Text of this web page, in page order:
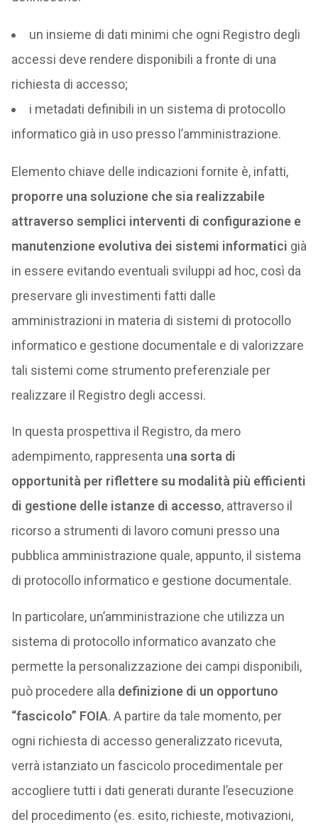
un insieme di dati minimi che ogni Registro degli
accessi deve rendere disponibili a fronte di una
richiesta di accesso;
i metadati definibili in un sistema di protocollo
informatico già in uso presso l’amministrazione.
Elemento chiave delle indicazioni fornite è, infatti,
proporre una soluzione che sia realizzabile
attraverso semplici interventi di configurazione e
manutenzione evolutiva dei sistemi informatici già
in essere evitando eventuali sviluppi ad hoc, così da
preservare gli investimenti fatti dalle
amministrazioni in materia di sistemi di protocollo
informatico e gestione documentale e di valorizzare
tali sistemi come strumento preferenziale per
realizzare il Registro degli accessi.
In questa prospettiva il Registro, da mero
adempimento, rappresenta una sorta di
opportunità per riflettere su modalità più efficienti
di gestione delle istanze di accesso, attraverso il
ricorso a strumenti di lavoro comuni presso una
pubblica amministrazione quale, appunto, il sistema
di protocollo informatico e gestione documentale.
In particolare, un’amministrazione che utilizza un
sistema di protocollo informatico avanzato che
permette la personalizzazione dei campi disponibili,
può procedere alla definizione di un opportuno
“fascicolo” FOIA. A partire da tale momento, per
ogni richiesta di accesso generalizzato ricevuta,
verrà istanziato un fascicolo procedimentale per
accogliere tutti i dati generati durante l’esecuzione
del procedimento (es. esito, richieste, motivazioni,